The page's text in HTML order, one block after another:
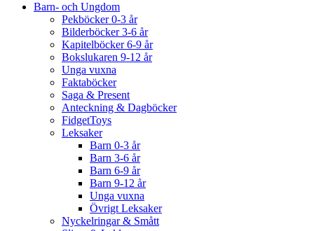
Barn- och Ungdom
Pekböcker 0-3 år
Bilderböcker 3-6 år
Kapitelböcker 6-9 år
Bokslukaren 9-12 år
Unga vuxna
Faktaböcker
Saga & Present
Anteckning & Dagböcker
FidgetToys
Leksaker
Barn 0-3 år
Barn 3-6 år
Barn 6-9 år
Barn 9-12 år
Unga vuxna
Övrigt Leksaker
Nyckelringar & Smått